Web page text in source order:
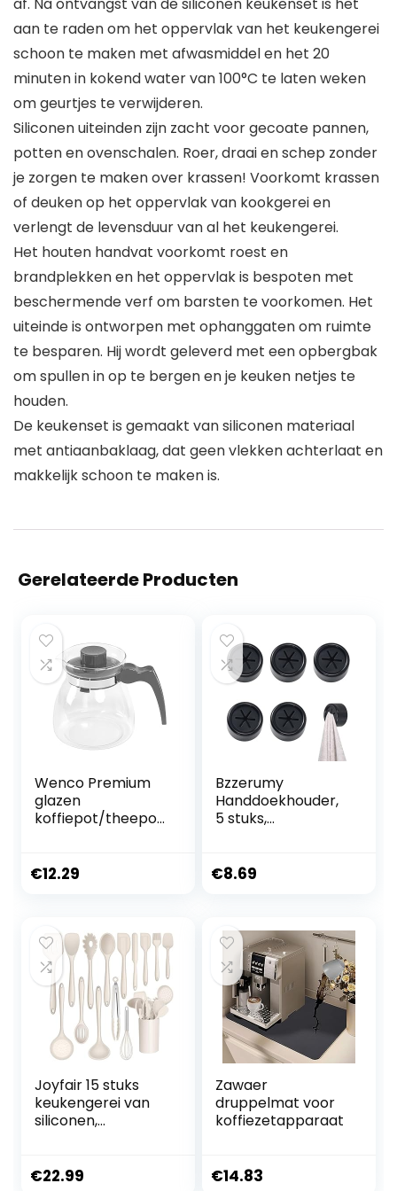
af. Na ontvangst van de siliconen keukenset is het
aan te raden om het oppervlak van het keukengerei
schoon te maken met afwasmiddel en het 20
minuten in kokend water van 100°C te laten weken
om geurtjes te verwijderen.
Siliconen uiteinden zijn zacht voor gecoate pannen,
potten en ovenschalen. Roer, draai en schep zonder
je zorgen te maken over krassen! Voorkomt krassen
of deuken op het oppervlak van kookgerei en
verlengt de levensduur van al het keukengerei.
Het houten handvat voorkomt roest en
brandplekken en het oppervlak is bespoten met
beschermende verf om barsten te voorkomen. Het
uiteinde is ontworpen met ophanggaten om ruimte
te besparen. Hij wordt geleverd met een opbergbak
om spullen in op te bergen en je keuken netjes te
houden.
De keukenset is gemaakt van siliconen materiaal
met antiaanbaklaag, dat geen vlekken achterlaat en
makkelijk schoon te maken is.
Gerelateerde Producten
Wenco Premium
glazen
koffiepot/theepot
€12.29
Bzzerumy
Handdoekhouder,
5 stuks,
must-have
camperaccessoire
s, praktische
gadgets voor
woning en keuken
€8.69
Joyfair 15 stuks
keukengerei van
siliconen,
keukengereihoude
€22.99
Zawaer
druppelmat voor
koffiezetapparaat
€14.83